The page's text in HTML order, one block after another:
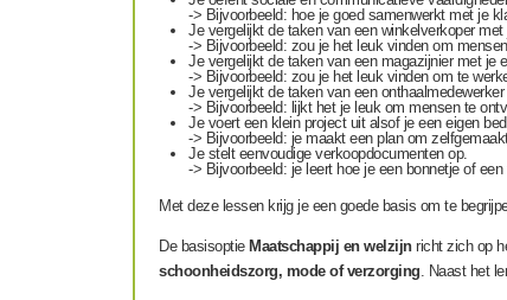
-> Bijvoorbeeld: hoe je goed samenwerkt met je
Je vergelijkt de taken van een winkelverkoper
-> Bijvoorbeeld: zou je het leuk vinden om
Je vergelijkt de taken van een magazijnier met je
-> Bijvoorbeeld: zou je het leuk vinden om te
Je vergelijkt de taken van een
-> Bijvoorbeeld: lijkt het je leuk om mensen te
Je voert een klein project uit alsof je een eigen
-> Bijvoorbeeld: je maakt een plan om
Je stelt eenvoudige verkoopdocumenten op.
-> Bijvoorbeeld: je leert hoe je een bonnetje of
Met deze lessen krijg je een goede basis om te
De basisoptie Maatschappij en welzijnricht zich op
schoonheidszorg, mode of verzorging. Naast het